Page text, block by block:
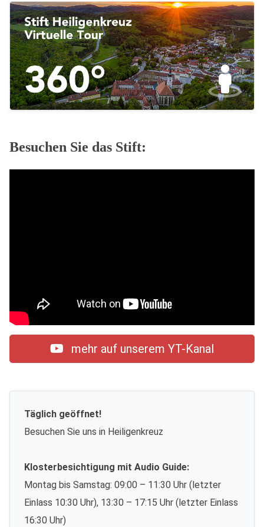
Besuchen Sie das Stift:
mehr auf unserem YT-Kanal
Täglich geöffnet!
Besuchen Sie uns in Heiligenkreuz
Klosterbesichtigung mit Audio Guide:
Montag bis Samstag: 09:00 – 11:30 Uhr (letzter
Einlass 10:30 Uhr), 13:30 – 17:15 Uhr (letzter Einlass
16:30 Uhr)